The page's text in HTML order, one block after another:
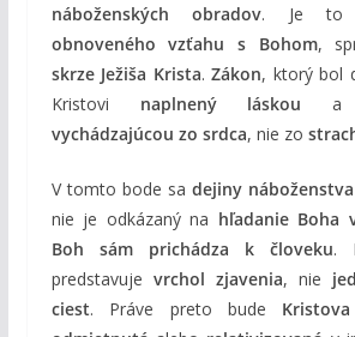
náboženských obradov. Je to
obnoveného vzťahu s Bohom,
skrze Ježiša Krista.Zákon, ktorý bol
Kristovi naplnený láskou
vychádzajúcou zo srdca, nie zo
V tomto bode sa dejiny
nie je odkázaný na hľadanie Boha
Boh sám prichádza k človeku.
predstavuje vrchol zjavenia, nie
ciest. Práve preto bude